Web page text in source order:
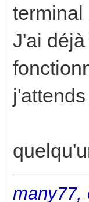
terminal
J'ai
many77,